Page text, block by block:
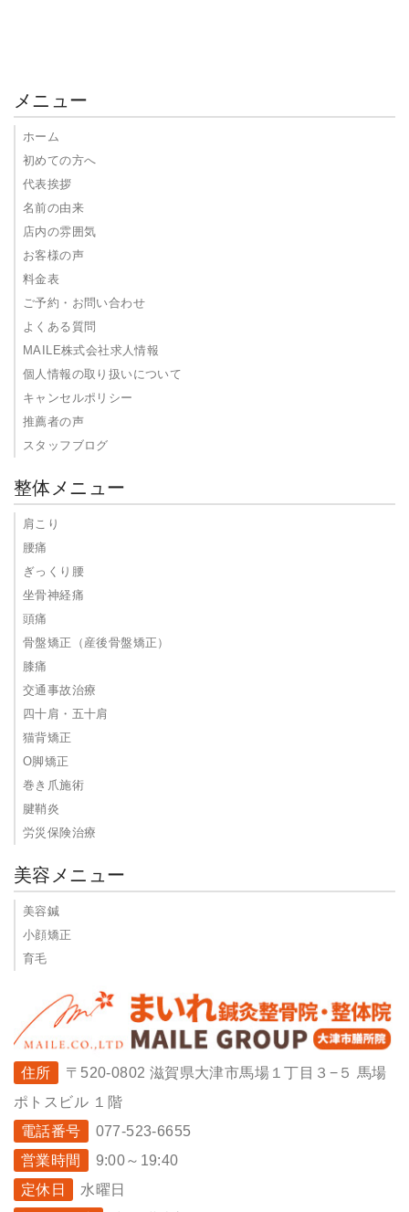
メニュー
ホーム
初めての方へ
代表挨拶
名前の由来
店内の雰囲気
お客様の声
料金表
ご予約・お問い合わせ
よくある質問
MAILE株式会社求人情報
個人情報の取り扱いについて
キャンセルポリシー
推薦者の声
スタッフブログ
整体メニュー
肩こり
腰痛
ぎっくり腰
坐骨神経痛
頭痛
骨盤矯正（産後骨盤矯正）
膝痛
交通事故治療
四十肩・五十肩
猫背矯正
O脚矯正
巻き爪施術
腱鞘炎
労災保険治療
美容メニュー
美容鍼
小顔矯正
育毛
住所
〒520-0802 滋賀県大津市馬場１丁目３−５ 馬場
ポトスビル １階
電話番号
077-523-6655
営業時間
9:00～19:40
定休日
水曜日